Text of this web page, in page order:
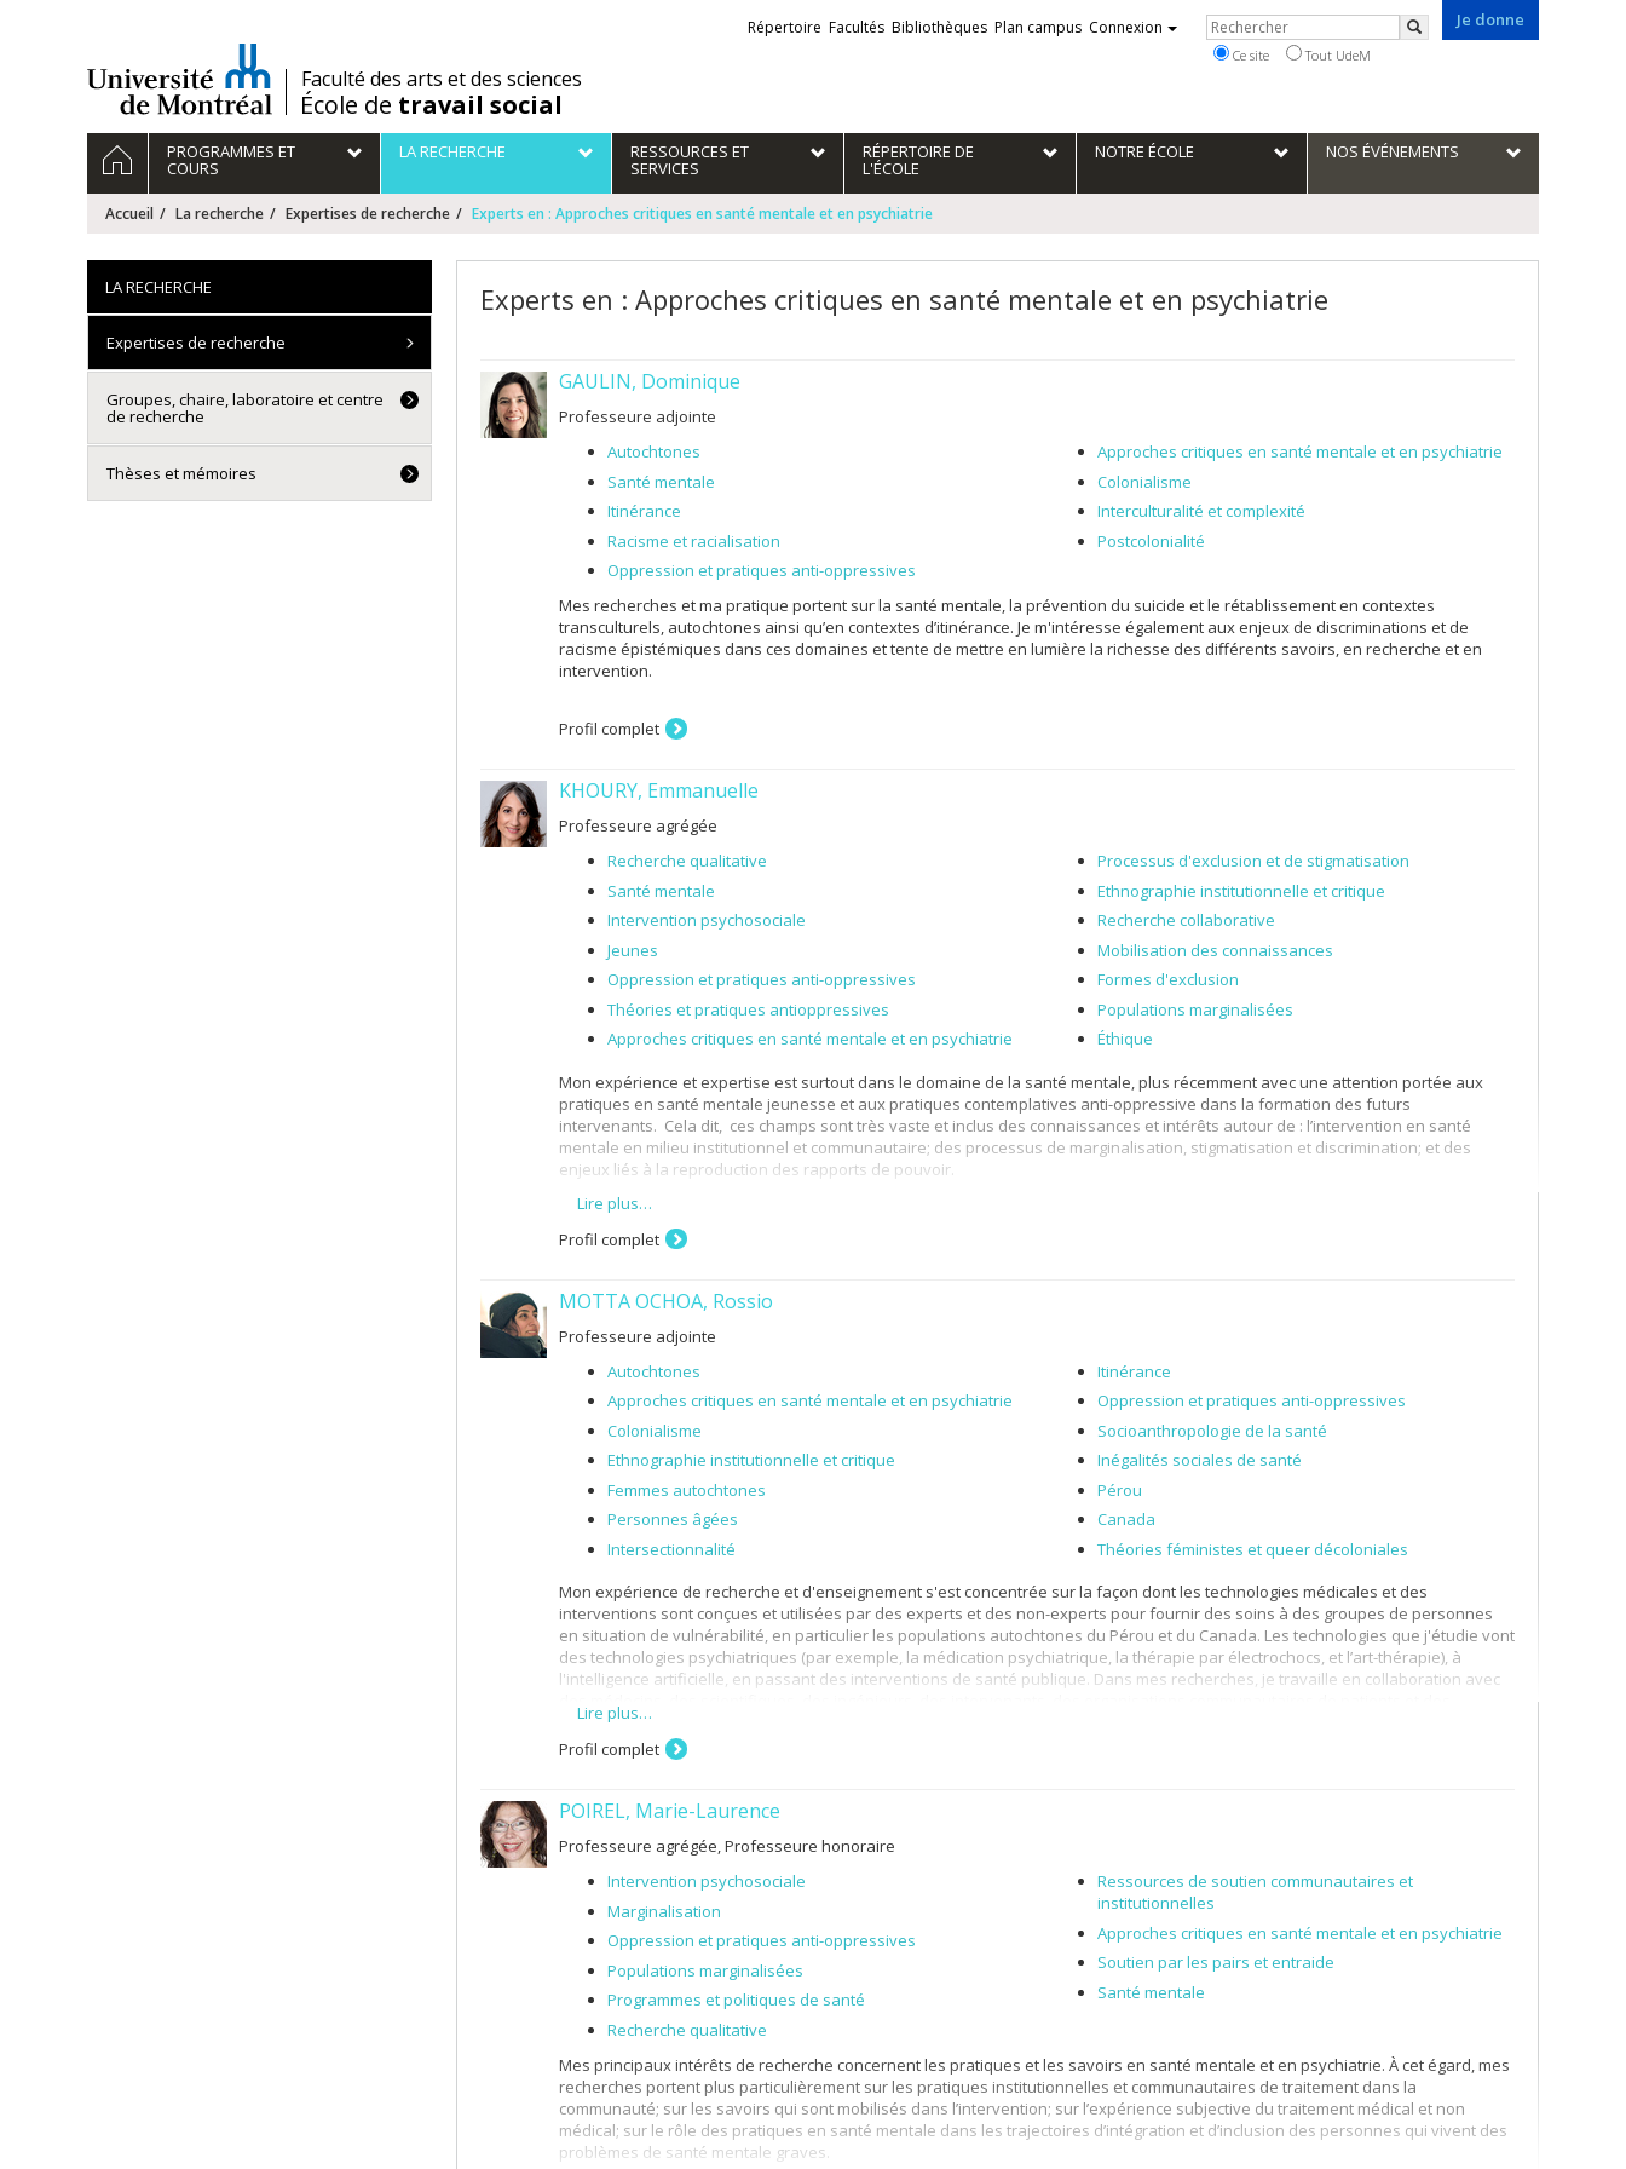
/Faculté des arts et des sciences
École de travail social
Je donne
Liens
externes
Répertoire Facultés Bibliothèques Plan campus Connexion Rechercher
Rechercher
Ce site Tout UdeM
Navigation
principale
ACCUEILPROGRAMMES ET
COURS
LA RECHERCHE RESSOURCES ET
SERVICES
RÉPERTOIRE DE
L'ÉCOLE
NOTRE ÉCOLE NOS ÉVÉNEMENTS
Accueil La recherche Expertises de recherche Experts en : Approches critiques en santé mentale et en psychiatrie
Experts en : Approches critiques en santé mentale et en psychiatrie
GAULIN, Dominique
Professeure adjointe
Autochtones
Santé mentale
Itinérance
Racisme et racialisation
Oppression et pratiques anti-oppressives
Approches critiques en santé mentale et en psychiatrie
Colonialisme
Interculturalité et complexité
Postcolonialité
Mes recherches et ma pratique portent sur la santé mentale, la prévention du suicide et le rétablissement en contextes
transculturels, autochtones ainsi qu’en contextes d’itinérance. Je m'intéresse également aux enjeux de discriminations et de
racisme épistémiques dans ces domaines et tente de mettre en lumière la richesse des différents savoirs, en recherche et en
intervention.
Profil complet
KHOURY, Emmanuelle
Professeure agrégée
Recherche qualitative
Santé mentale
Intervention psychosociale
Jeunes
Oppression et pratiques anti-oppressives
Théories et pratiques antioppressives
Approches critiques en santé mentale et en psychiatrie
Processus d'exclusion et de stigmatisation
Ethnographie institutionnelle et critique
Recherche collaborative
Mobilisation des connaissances
Formes d'exclusion
Populations marginalisées
Éthique
Mon expérience et expertise est surtout dans le domaine de la santé mentale, plus récemment avec une attention portée aux
pratiques en santé mentale jeunesse et aux pratiques contemplatives anti-oppressive dans la formation des futurs
intervenants. Cela dit, ces champs sont très vaste et inclus des connaissances et intérêts autour de : l’intervention en santé
mentale en milieu institutionnel et communautaire; des processus de marginalisation, stigmatisation et discrimination; et des
enjeux liés à la reproduction des rapports de pouvoir.
Mes intérêts de recherche s’inscrivent dans une perspective critique et interdisciplinaire. L’intervention en travail social et le
renouvellement des pratiques sont au cœur de ma programmation de recherche qui porte principalement sur :
2. les pratiques collaboratives et partenariales au sein du réseau de santé et des services sociaux
3. la pédagogie en travail social et la création des outils pédagogiques.
Travailleuse sociale de formation, j’ai une expérience clinique et de gestion dans les services de psychiatrie de 1
sociale et les actions/interactions situés, notamment en ce qui concerne l’expérience vécue des personnes qui vivent avec des
problèmes importants de santé mentale et des intervenants qui les accompagnent. Je m’intéresse également aux analyses
critiques et structurelles, particulièrement en ce qui concerne les écarts entre la théorie et la pratique en travail social. Ma posture
de recherche et d’enseignement est collaborative, réflexive, critique et constructiviste et je porte un intérêt sur le développement
des formations relationnelles, axées sur les forces et contemplatives. Mes projets de recherche favorisent des méthodologies
critiques, ethnographiques et qualitatives.
Lire plus…
Profil complet
MOTTA OCHOA, Rossio
Professeure adjointe
Autochtones
Approches critiques en santé mentale et en psychiatrie
Colonialisme
Ethnographie institutionnelle et critique
Femmes autochtones
Personnes âgées
Intersectionnalité
Itinérance
Oppression et pratiques anti-oppressives
Socioanthropologie de la santé
Inégalités sociales de santé
Pérou
Canada
Théories féministes et queer décoloniales
Mon expérience de recherche et d'enseignement s'est concentrée sur la façon dont les technologies médicales et des
interventions sont conçues et utilisées par des experts et des non-experts pour fournir des soins à des groupes de personnes
en situation de vulnérabilité, en particulier les populations autochtones du Pérou et du Canada. Les technologies que j'étudie vont
des technologies psychiatriques (par exemple, la médication psychiatrique, la thérapie par électrochocs, et l’art-thérapie), à
l'intelligence artificielle, en passant des interventions de santé publique. Dans mes recherches, je travaille en collaboration avec
utilisateurs de ces technologies pour comprendre l'intersection entre production de connaissances, pratiques de soins, réformes
néolibérales et politiques publiques.
1) les interventions adaptées des services en toxicomanie,
2) l’art pour la guérison, et
3) les technologies médicales pour améliorer la santé
Je suis anthropologue culturelle de formation (PhD, University of California, Davis) avec spécialisation en anthropologie médicale,
en études des sciences et technologies (Science and Technology Studies – STS), en théories féministes et en théories
décoloniales. J’ai aussi réalisé un premier postdoctorat au Service sur les dépendances de la Faculté de médecine et des
sciences de la santé de l’Université de Sherbrooke et un deuxième postdoctorat au Biosignal Interaction and Personhood
Technology Lab de l’École de physiothérapie et d'ergothérapie de l'Université McGill. La principale méthodologie de recherche que
j’utilise est l’ethnographie que je combine avec la recherche participative et des méthodes qualitatives et quantitatives.
Lire plus…
Profil complet
POIREL, Marie-Laurence
Professeure agrégée, Professeure honoraire
Intervention psychosociale
Marginalisation
Oppression et pratiques anti-oppressives
Populations marginalisées
Programmes et politiques de santé
Recherche qualitative
Ressources de soutien communautaires et
institutionnelles
Approches critiques en santé mentale et en psychiatrie
Soutien par les pairs et entraide
Santé mentale
Mes principaux intérêts de recherche concernent les pratiques et les savoirs en santé mentale et en psychiatrie. À cet égard, mes
recherches portent plus particulièrement sur les pratiques institutionnelles et communautaires de traitement dans la
communauté; sur les savoirs qui sont mobilisés dans l’intervention; sur l’expérience subjective du traitement médical et non
médical; sur le rôle des pratiques en santé mentale dans les trajectoires d’intégration et d’inclusion des personnes qui vivent des
problèmes de santé mentale graves.
LA RECHERCHE
Expertises de recherche
Groupes, chaire, laboratoire et centre
de recherche
Thèses et mémoires